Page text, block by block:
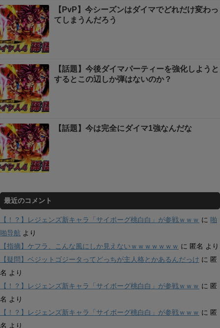
【PvP】今シーズンはダイマでどれだけ変わっ
てしまうんだろう
【話題】今後ダイマパーティーを強化しようと
するとこの辺しか弾はないのか？
【話題】今は完全にダイマ1強なんだな
最近のコメント
【！？】レジェンズ新キャラ「サイボーグ桃白白」が参戦ｗｗｗ に 啪
啪导航 より
【指摘】ケフラ、こんな風にしか見えないｗｗｗｗｗｗｗ に 匿名 より
【疑問】ベジットゴジータってどっちが主人格とかあるんだっけ に 匿
名 より
【！？】レジェンズ新キャラ「サイボーグ桃白白」が参戦ｗｗｗ に 匿
名 より
【！？】レジェンズ新キャラ「サイボーグ桃白白」が参戦ｗｗｗ に 匿
名 より